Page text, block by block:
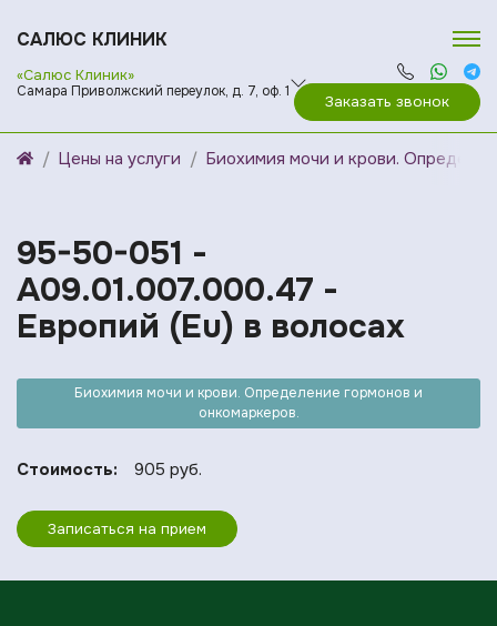
САЛЮС КЛИНИК
«Салюс Клиник»
Самара Приволжский переулок, д. 7, оф. 1
Заказать звонок
Цены на услуги Биохимия мочи и крови.
95-50-051 -
A09.01.007.000.47 -
Европий (Eu) в волосах
Биохимия мочи и крови. Определение гормонов и
онкомаркеров.
Стоимость: 905 руб.
Записаться на прием